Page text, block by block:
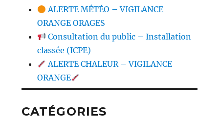
ALERTE MÉTÉO – VIGILANCE
ORANGE ORAGES
Consultation du public – Installation
classée (ICPE)
ALERTE CHALEUR – VIGILANCE
ORANGE
CATÉGORIES